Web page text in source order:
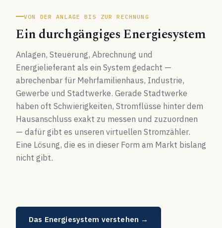
VON DER ANLAGE BIS ZUR RECHNUNG
Ein durchgängiges Energiesystem
Anlagen, Steuerung, Abrechnung und
Energielieferant als ein System gedacht —
abrechenbar für Mehrfamilienhaus, Industrie,
Gewerbe und Stadtwerke. Gerade Stadtwerke
haben oft Schwierigkeiten, Stromflüsse hinter dem
Hausanschluss exakt zu messen und zuzuordnen
— dafür gibt es unseren virtuellen Stromzähler.
Eine Lösung, die es in dieser Form am Markt bislang
nicht gibt.
Das Energiesystem verstehen →